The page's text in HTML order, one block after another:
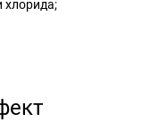
хлорида;